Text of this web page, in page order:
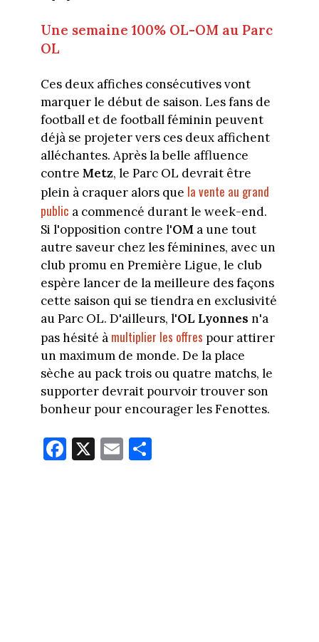
Une semaine 100% OL-OM au Parc
OL
Ces deux affiches consécutives vont
marquer le début de saison. Les fans de
football et de football féminin peuvent
déjà se projeter vers ces deux affichent
alléchantes. Après la belle affluence
contre Metz, le Parc OL devrait être
plein à craquer alors que la vente au grand
public a commencé durant le week-end.
Si l'opposition contre l'OMa une tout
autre saveur chez les féminines, avec un
club promu en Première Ligue, le club
espère lancer de la meilleure des façons
cette saison qui se tiendra en exclusivité
au Parc OL. D'ailleurs, l'OL Lyonnes n'a
pas hésité à multiplier les offres pour attirer
un maximum de monde. De la place
sèche au pack trois ou quatre matchs, le
supporter devrait pourvoir trouver son
bonheur pour encourager les Fenottes.
Fa
ce
X E
m
Pa
rt